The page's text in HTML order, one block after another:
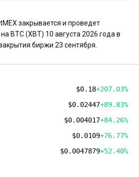
закрывается и проведет
BTC (XBT) 10 августа 2026 года в
биржи 23 сентября.
$0.18+207.03%
$0.02447+89.83%
$0.004017+84.26%
$0.0109+76.77%
$0.0047879+52.40%